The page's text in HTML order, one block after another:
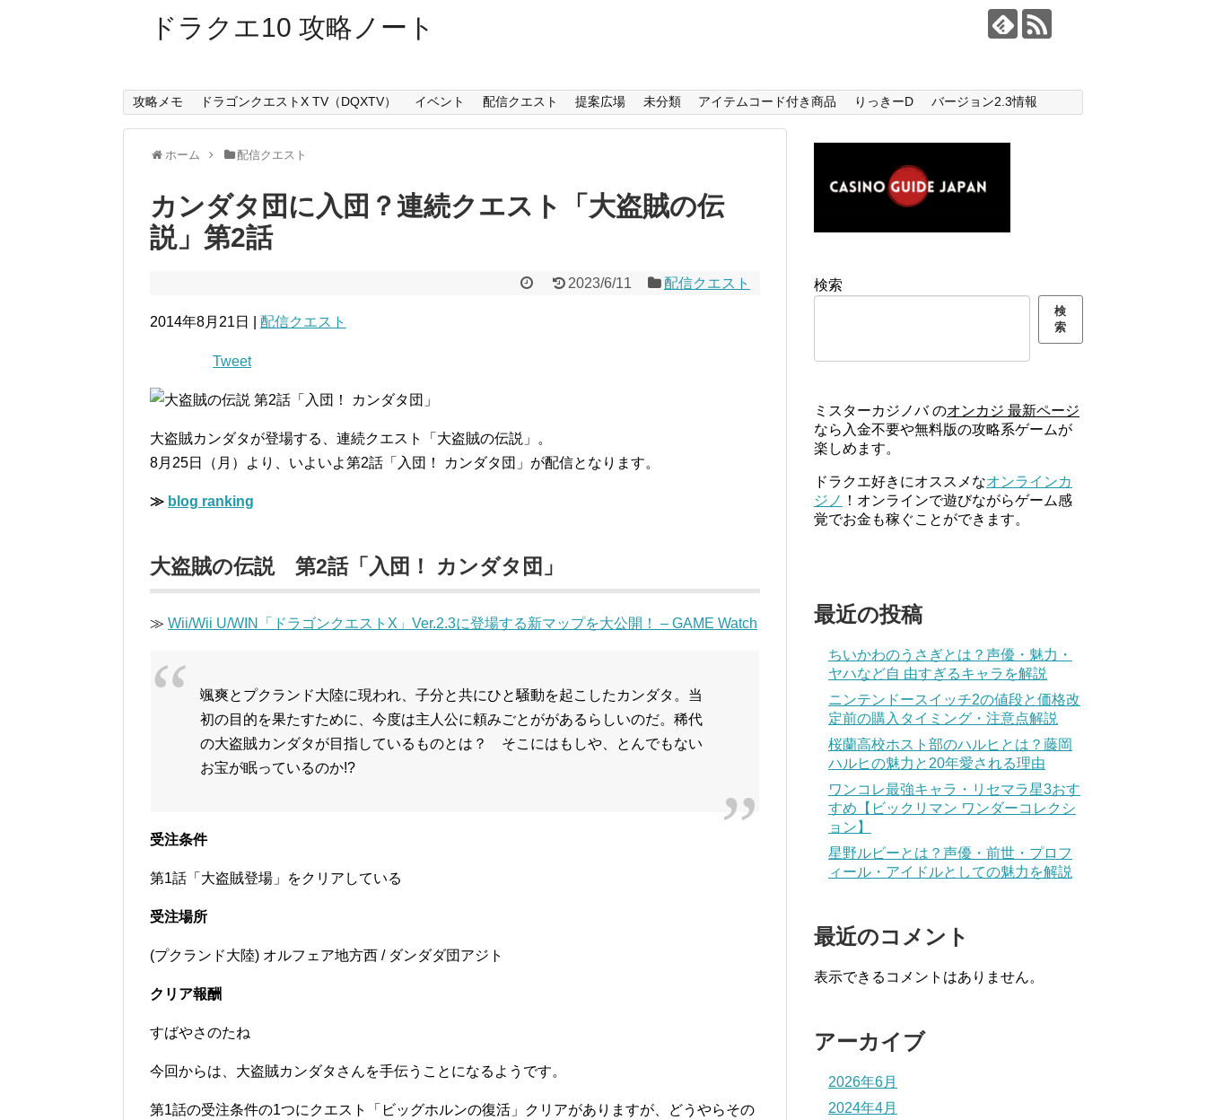
ドラクエ10 攻略ノート
攻略メモ ドラゴンクエストX TV（DQXTV） イベント 配信クエスト 提案広場 未分類 アイテムコード付き商品 りっきーD バージョン2.3情報
ホーム 配信クエスト
カンダタ団に入団？連続クエスト「大盗賊の伝
説」第2話
2023/6/11 配信クエスト
2014年8月21日 | 配信クエスト
Tweet
大盗賊カンダタが登場する、連続クエスト「大盗賊の伝説」。
8月25日（月）より、いよいよ第2話「入団！ カンダタ団」が配信となります。
≫ blog ranking
大盗賊の伝説 第2話「入団！ カンダタ団」
≫ Wii/Wii U/WIN「ドラゴンクエストX」Ver.2.3に登場する新マップを大公開！ – GAME Watch
颯爽とプクランド大陸に現われ、子分と共にひと騒動を起こしたカンダタ。当
初の目的を果たすために、今度は主人公に頼みごとががあるらしいのだ。稀代
の大盗賊カンダタが目指しているものとは？ そこにはもしや、とんでもない
お宝が眠っているのか!?
受注条件
第1話「大盗賊登場」をクリアしている
受注場所
(プクランド大陸) オルフェア地方西 / ダンダダ団アジト
クリア報酬
すばやさのたね
今回からは、大盗賊カンダタさんを手伝うことになるようです。
第1話の受注条件の1つにクエスト「ビッグホルンの復活」クリアがありますが、どうやらその
検索
検
索
ミスターカジノバ のオンカジ 最新ページ
なら入金不要や無料版の攻略系ゲームが
楽しめます。
ドラクエ好きにオススメなオンラインカ
ジノ ！オンラインで遊びながらゲーム感
覚でお金も稼ぐことができます。
最近の投稿
ちいかわのうさぎとは？声優・魅力・
ヤハなど自 由すぎるキャラを解説
ニンテンドースイッチ2の値段と価格改
定前の購入タイミング・注意点解説
桜蘭高校ホスト部のハルヒとは？藤岡
ハルヒの魅力と20年愛される理由
ワンコレ最強キャラ・リセマラ星3おす
すめ【ビックリマン ワンダーコレクシ
ョン】
星野ルビーとは？声優・前世・プロフ
ィール・アイドルとしての魅力を解説
最近のコメント
表示できるコメントはありません。
アーカイブ
2026年6月
2024年4月